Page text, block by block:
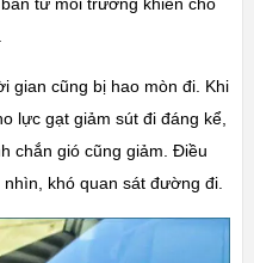
từ môi trường khiến cho
gian cũng bị hao mòn đi. Khi
lực gạt giảm sút đi đáng kể,
chắn gió cũng giảm. Điều
khó quan sát đường đi.